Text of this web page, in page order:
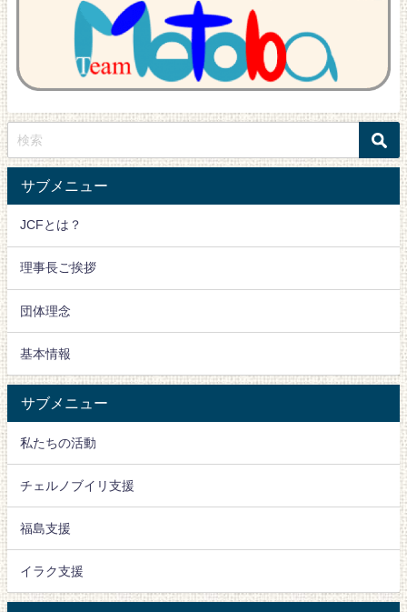
サブメニュー
JCFとは？
理事長ご挨拶
団体理念
基本情報
サブメニュー
私たちの活動
チェルノブイリ支援
福島支援
イラク支援